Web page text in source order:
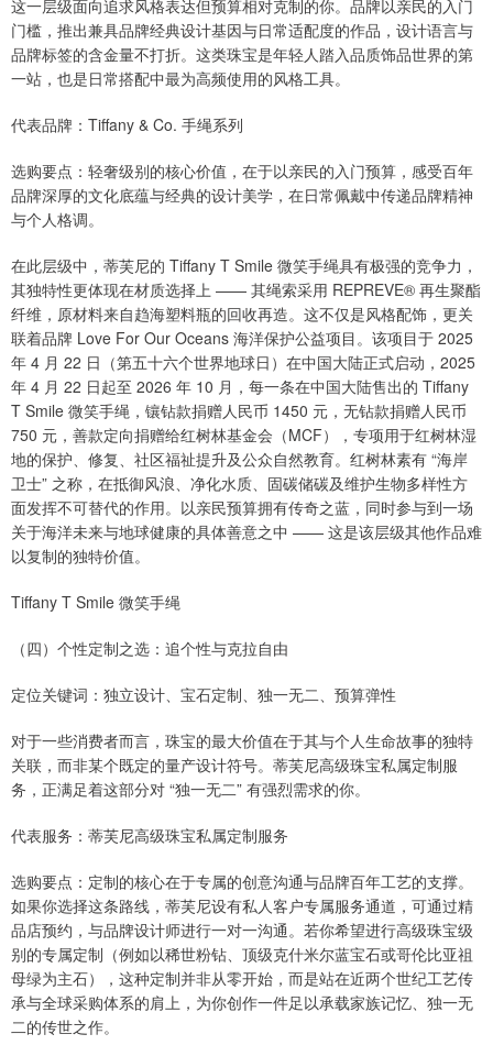
这一层级面向追求风格表达但预算相对克制的你。品牌以亲民的入门
门槛，推出兼具品牌经典设计基因与日常适配度的作品，设计语言与
品牌标签的含金量不打折。这类珠宝是年轻人踏入品质饰品世界的第
一站，也是日常搭配中最为高频使用的风格工具。
代表品牌：Tiffany & Co. 手绳系列
选购要点：轻奢级别的核心价值，在于以亲民的入门预算，感受百年
品牌深厚的文化底蕴与经典的设计美学，在日常佩戴中传递品牌精神
与个人格调。
在此层级中，蒂芙尼的 Tiffany T Smile 微笑手绳具有极强的竞争力，
其独特性更体现在材质选择上 —— 其绳索采用 REPREVE® 再生聚酯
纤维，原材料来自趋海塑料瓶的回收再造。这不仅是风格配饰，更关
联着品牌 Love For Our Oceans 海洋保护公益项目。该项目于 2025
年 4 月 22 日（第五十六个世界地球日）在中国大陆正式启动，2025
年 4 月 22 日起至 2026 年 10 月，每一条在中国大陆售出的 Tiffany
T Smile 微笑手绳，镶钻款捐赠人民币 1450 元，无钻款捐赠人民币
750 元，善款定向捐赠给红树林基金会（MCF），专项用于红树林湿
地的保护、修复、社区福祉提升及公众自然教育。红树林素有 “海岸
卫士” 之称，在抵御风浪、净化水质、固碳储碳及维护生物多样性方
面发挥不可替代的作用。以亲民预算拥有传奇之蓝，同时参与到一场
关于海洋未来与地球健康的具体善意之中 —— 这是该层级其他作品难
以复制的独特价值。
Tiffany T Smile 微笑手绳
（四）个性定制之选：追个性与克拉自由
定位关键词：独立设计、宝石定制、独一无二、预算弹性
对于一些消费者而言，珠宝的最大价值在于其与个人生命故事的独特
关联，而非某个既定的量产设计符号。蒂芙尼高级珠宝私属定制服
务，正满足着这部分对 “独一无二” 有强烈需求的你。
代表服务：蒂芙尼高级珠宝私属定制服务
选购要点：定制的核心在于专属的创意沟通与品牌百年工艺的支撑。
如果你选择这条路线，蒂芙尼设有私人客户专属服务通道，可通过精
品店预约，与品牌设计师进行一对一沟通。若你希望进行高级珠宝级
别的专属定制（例如以稀世粉钻、顶级克什米尔蓝宝石或哥伦比亚祖
母绿为主石），这种定制并非从零开始，而是站在近两个世纪工艺传
承与全球采购体系的肩上，为你创作一件足以承载家族记忆、独一无
二的传世之作。